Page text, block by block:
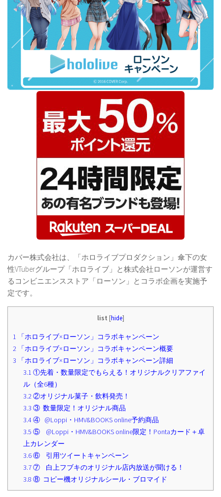
カバー株式会社は、「ホロライブプロダクション」傘下の女
性VTuberグループ「ホロライブ」と株式会社ローソンが運営す
るコンビニエンスストア「ローソン」とコラボ企画を実施予
定です。
list [hide]
1 「ホロライブ×ローソン」コラボキャンペーン
2 「ホロライブ×ローソン」コラボキャンペーン概要
3 「ホロライブ×ローソン」コラボキャンペーン詳細
3.1 ①先着・数量限定でもらえる！オリジナルクリアファイ
ル（全6種）
3.2②オリジナル菓子・飲料発売！
3.3 ③ 数量限定！オリジナル商品
3.4④ @Loppi・HMV&BOOKS online予約商品
3.5 ⑤ @Loppi・HMV&BOOKS online限定！Pontaカード＋卓
上カレンダー
3.6⑥ 引用ツイートキャンペーン
3.7⑦ 白上フブキのオリジナル店内放送が聞ける！
3.8 ⑧ コピー機オリジナルシール・ブロマイド